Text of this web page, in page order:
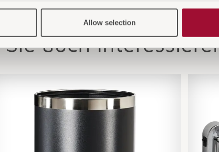
Allow selection
auch